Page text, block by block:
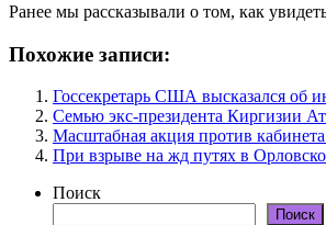
Ранее мы рассказывали о том, как
Похожие записи:
Госсекретарь США высказался об
Семью экс-президента Киргизии
Масштабная акция против
При взрыве на жд путях в
Поиск
Поиск